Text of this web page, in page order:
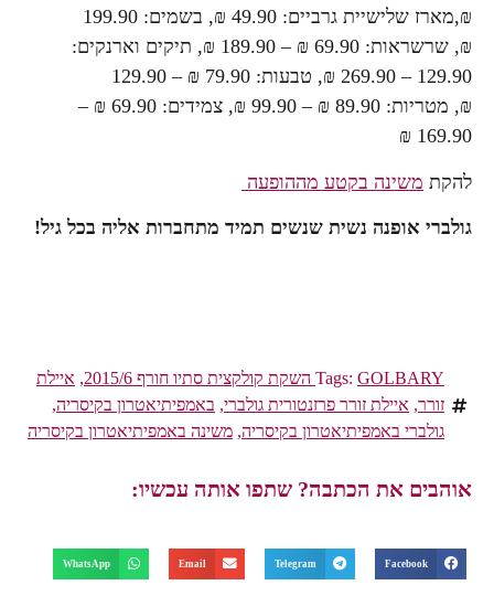
₪,מארז שלישיית גרביים: 49.90 ₪, בשמים: 199.90
₪, שרשראות: 69.90 ₪ – 189.90 ₪, תיקים וארנקים:
129.90 – 269.90 ₪, טבעות: 79.90 ₪ – 129.90
₪, מטריות: 89.90 ₪ – 99.90 ₪, צמידים: 69.90 ₪ –
169.90 ₪
להקת משינה בקטע מההופעה
גולברי אופנה נשית שנשים תמיד מתחברות אליה בכל גיל!
Tags: GOLBARY השקת קולקצית סתיו חורף 2015/6 , איילת
זורר, איילת זורר פרזנטורית גולברי, באמפיתיאטרון בקיסריה,
גולברי באמפיתיאטרון בקיסריה, משינה באמפיתיאטרון בקיסריה
אוהבים את הכתבה? שתפו אותה עכשיו:
Facebook
Telegram
Email
WhatsApp